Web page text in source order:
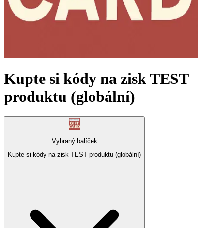
Kupte si kódy na zisk TEST
produktu (globální)
Vybraný balíček
Kupte si kódy na zisk TEST produktu (globální)